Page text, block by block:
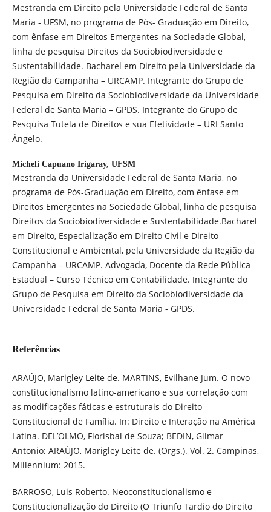
Mestranda em Direito pela Universidade Federal de Santa
Maria - UFSM, no programa de Pós- Graduação em Direito,
com ênfase em Direitos Emergentes na Sociedade Global,
linha de pesquisa Direitos da Sociobiodiversidade e
Sustentabilidade. Bacharel em Direito pela Universidade da
Região da Campanha – URCAMP. Integrante do Grupo de
Pesquisa em Direito da Sociobiodiversidade da Universidade
Federal de Santa Maria – GPDS. Integrante do Grupo de
Pesquisa Tutela de Direitos e sua Efetividade – URI Santo
Ângelo.
Micheli Capuano Irigaray, UFSM
Mestranda da Universidade Federal de Santa Maria, no
programa de Pós-Graduação em Direito, com ênfase em
Direitos Emergentes na Sociedade Global, linha de pesquisa
Direitos da Sociobiodiversidade e Sustentabilidade.Bacharel
em Direito, Especialização em Direito Civil e Direito
Constitucional e Ambiental, pela Universidade da Região da
Campanha – URCAMP. Advogada, Docente da Rede Pública
Estadual – Curso Técnico em Contabilidade. Integrante do
Grupo de Pesquisa em Direito da Sociobiodiversidade da
Universidade Federal de Santa Maria - GPDS.
Referências
ARAÚJO, Marigley Leite de. MARTINS, Evilhane Jum. O novo
constitucionalismo latino-americano e sua correlação com
as modificações fáticas e estruturais do Direito
Constitucional de Família. In: Direito e Interação na América
Latina. DEL’OLMO, Florisbal de Souza; BEDIN, Gilmar
Antonio; ARAÚJO, Marigley Leite de. (Orgs.). Vol. 2. Campinas,
Millennium: 2015.
BARROSO, Luis Roberto. Neoconstitucionalismo e
Constitucionalização do Direito (O Triunfo Tardio do Direito